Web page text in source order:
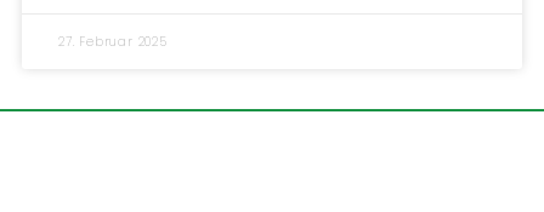
27. Februar 2025